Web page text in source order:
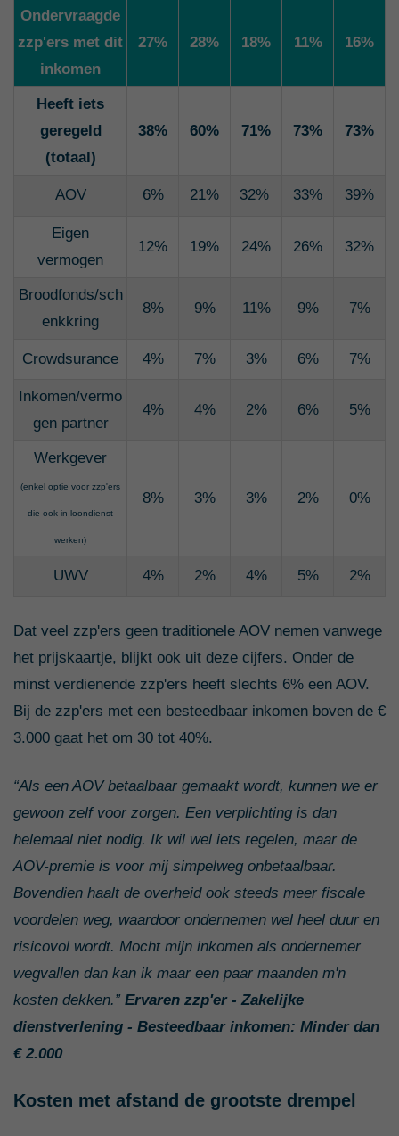
Ondervraagde
zzp'ers met dit
inkomen
27% 28% 18% 11% 16%
Heeft iets
geregeld
(totaal)
38% 60% 71% 73% 73%
AOV 6% 21% 32% 33% 39%
Eigen
vermogen
12% 19% 24% 26% 32%
Broodfonds/sch
enkkring
8% 9% 11% 9% 7%
Crowdsurance 4% 7% 3% 6% 7%
Inkomen/vermo
gen partner
4% 4% 2% 6% 5%
Werkgever
(enkel optie voor zzp'ers
die ook in loondienst
werken)
8% 3% 3% 2% 0%
UWV 4% 2% 4% 5% 2%
Dat veel zzp'ers geen traditionele AOV nemen vanwege
het prijskaartje, blijkt ook uit deze cijfers. Onder de
minst verdienende zzp'ers heeft slechts 6% een AOV.
Bij de zzp'ers met een besteedbaar inkomen boven de €
3.000 gaat het om 30 tot 40%.
“Als een AOV betaalbaar gemaakt wordt, kunnen we er
gewoon zelf voor zorgen. Een verplichting is dan
helemaal niet nodig. Ik wil wel iets regelen, maar de
AOV-premie is voor mij simpelweg onbetaalbaar.
Bovendien haalt de overheid ook steeds meer fiscale
voordelen weg, waardoor ondernemen wel heel duur en
risicovol wordt. Mocht mijn inkomen als ondernemer
wegvallen dan kan ik maar een paar maanden m'n
kosten dekken.” Ervaren zzp'er - Zakelijke
dienstverlening - Besteedbaar inkomen: Minder dan
€ 2.000
Kosten met afstand de grootste drempel